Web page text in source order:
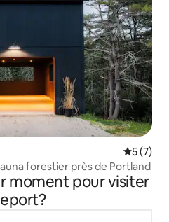
Note
5 (7)
forestier près de Portland
moment pour visiter